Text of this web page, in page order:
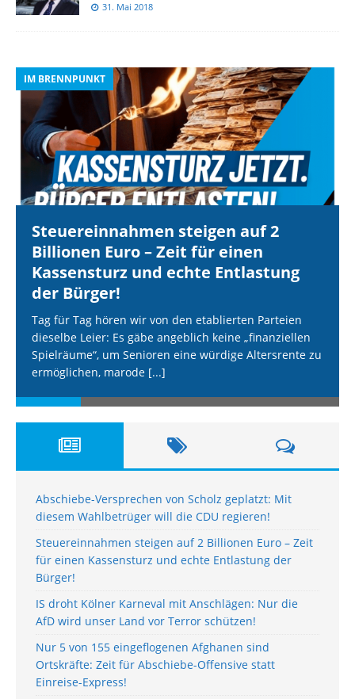
31. Mai 2018
IM BRENNPUNKT
Steuereinnahmen steigen auf 2
Billionen Euro – Zeit für einen
Kassensturz und echte Entlastung
der Bürger!
Tag für Tag hören wir von den etablierten Parteien
dieselbe Leier: Es gäbe angeblich keine „finanziellen
Spielräume“, um Senioren eine würdige Altersrente zu
ermöglichen, marode [...]
Abschiebe-Versprechen von Scholz geplatzt: Mit
diesem Wahlbetrüger will die CDU regieren!
Steuereinnahmen steigen auf 2 Billionen Euro – Zeit
für einen Kassensturz und echte Entlastung der
Bürger!
IS droht Kölner Karneval mit Anschlägen: Nur die
AfD wird unser Land vor Terror schützen!
Nur 5 von 155 eingeflogenen Afghanen sind
Ortskräfte: Zeit für Abschiebe-Offensive statt
Einreise-Express!